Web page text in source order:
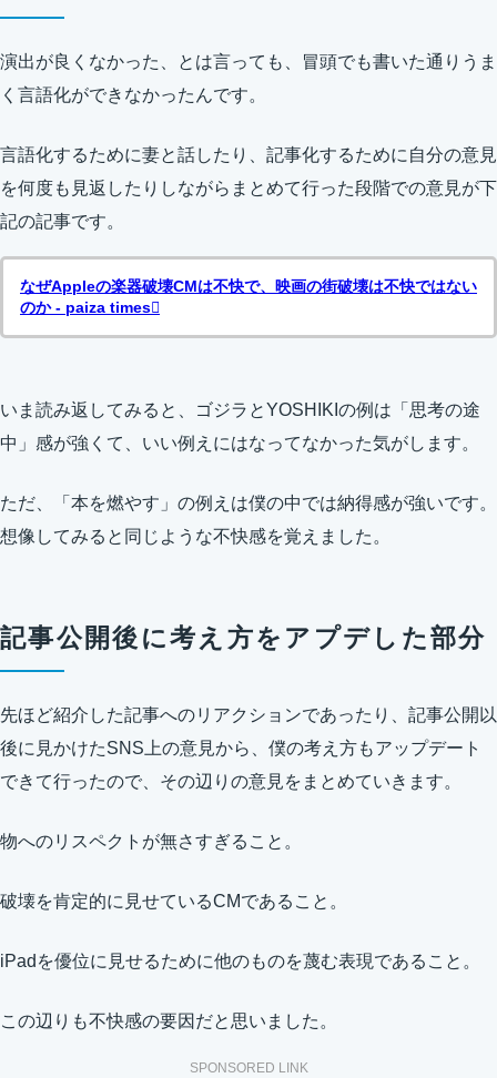
演出が良くなかった、とは言っても、冒頭でも書いた通りうま
く言語化ができなかったんです。
言語化するために妻と話したり、記事化するために自分の意見
を何度も見返したりしながらまとめて行った段階での意見が下
記の記事です。
なぜAppleの楽器破壊CMは不快で、映画の街破壊は不快ではない
のか - paiza times
いま読み返してみると、ゴジラとYOSHIKIの例は「思考の途
中」感が強くて、いい例えにはなってなかった気がします。
ただ、「本を燃やす」の例えは僕の中では納得感が強いです。
想像してみると同じような不快感を覚えました。
記事公開後に考え方をアプデした部分
先ほど紹介した記事へのリアクションであったり、記事公開以
後に見かけたSNS上の意見から、僕の考え方もアップデート
できて行ったので、その辺りの意見をまとめていきます。
物へのリスペクトが無さすぎること。
破壊を肯定的に見せているCMであること。
iPadを優位に見せるために他のものを蔑む表現であること。
この辺りも不快感の要因だと思いました。
SPONSORED LINK